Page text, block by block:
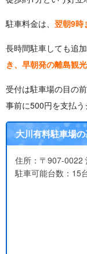
駐車料金は、 翌朝9時
長時間駐車しても追
き、早朝発の離島観
受付は駐車場の目の
事前に500円を支払う
大川有料駐車場
住所：〒907-0022
駐車可能台数：15